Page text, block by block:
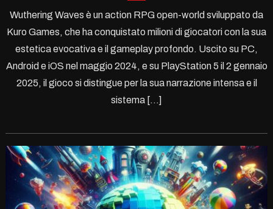
Wuthering Waves è un action RPG open-world sviluppato da
Kuro Games, che ha conquistato milioni di giocatori con la sua
estetica evocativa e il gameplay profondo. Uscito su PC,
Android e iOS nel maggio 2024, e su PlayStation 5 il 2 gennaio
2025, il gioco si distingue per la sua narrazione intensa e il
sistema […]